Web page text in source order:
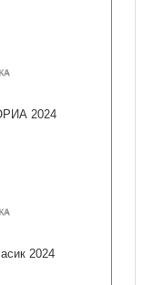
2024
2024